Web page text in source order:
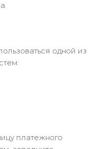
одной из
платежного